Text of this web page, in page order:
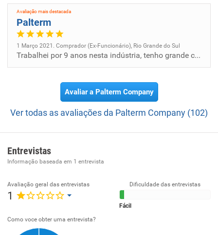
Avaliação mais destacada
Palterm
1 Março 2021. Comprador (Ex-Funcionário), Rio Grande do Sul
Trabalhei por 9 anos nesta indústria, tenho grande carinho e respeito pela história que construímos juntos.
Avaliar a Palterm Company
Ver todas as avaliações da Palterm Company (102)
Entrevistas
Informação baseada em 1 entrevista
Avaliação geral das entrevistas
1
Dificuldade das entrevistas
Fácil
Como voce obter uma entrevista?